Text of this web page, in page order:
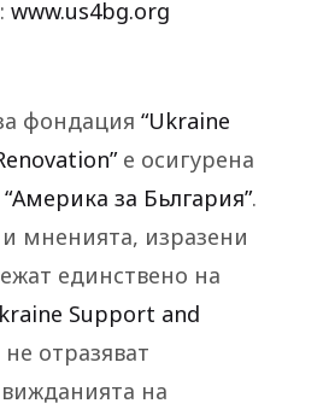
www.us4bg.org
фондация “Ukraine
е осигурена
“Америка за Бьлгария”.
мненията, изразени
единствено на
Support and
отразяват
на